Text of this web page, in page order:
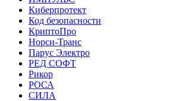
Киберпротект
Код безопасности
КриптоПро
Норси-Транс
Парус Электро
РЕД СОФТ
Рикор
РОСА
СИЛА